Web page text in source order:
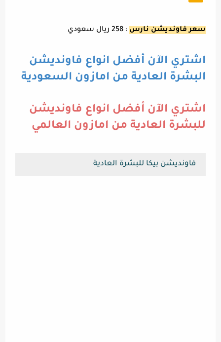
سعر فاونديشن نارس : 258 ريال سعودي
اشتري الآن أفضل انواع فاونديشن
البشرة العادية من امازون السعودية
اشتري الآن أفضل انواع فاونديشن
للبشرة العادية من امازون العالمي
فاونديشن بيكا للبشرة العادية